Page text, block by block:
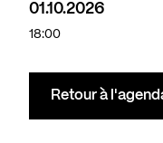
01.10.2026
18:00
Retour à